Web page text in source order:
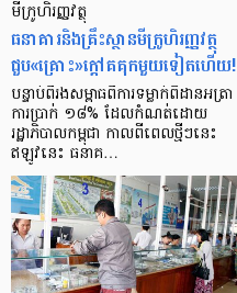
មីក្រូ​ហិរញ្ញវត្ថុ
ធនាគារ​និង​គ្រឹះស្ថាន​មីក្រូ​ហិរញ្ញវត្ថុ​
ជួប«គ្រោះ»ក្តៅ​គគុក​មួយ​ទៀត​ហើយ!
បន្ទាប់​ពី​រង​សម្ពាធ​​ពី​ការ​ទម្លាក់​ពិដាន​អត្រា​
ការ​ប្រាក់ ១៨​% ដែល​កំណត់​ដោយ​
រដ្ឋាភិបាល​កម្ពុជា កាល​ពី​ពេល​ថ្មីៗ​នេះ
ឥឡូវ​នេះ ធនាគ…